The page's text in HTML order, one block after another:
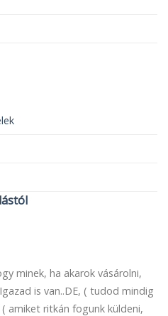
minek, ha akarok vásárolni,
is van..DE, ( tudod mindig
amiket ritkán fogunk küldeni,